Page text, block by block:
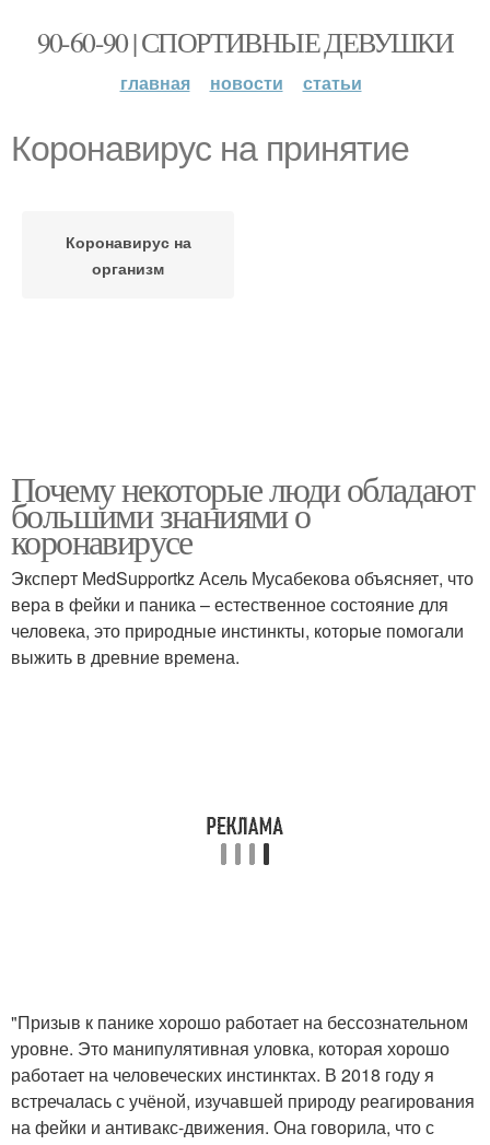
90-60-90 | СПОРТИВНЫЕ ДЕВУШКИ
главная новости статьи
Коронавирус на принятие
Коронавирус на
организм
Почему некоторые люди обладают
большими знаниями о
коронавирусе
Эксперт MedSupportkz Асель Мусабекова объясняет, что
вера в фейки и паника – естественное состояние для
человека, это природные инстинкты, которые помогали
выжить в древние времена.
"Призыв к панике хорошо работает на бессознательном
уровне. Это манипулятивная уловка, которая хорошо
работает на человеческих инстинктах. В 2018 году я
встречалась с учёной, изучавшей природу реагирования
на фейки и антивакс-движения. Она говорила, что с